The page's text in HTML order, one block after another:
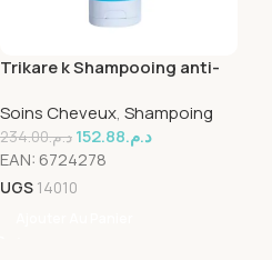
Trikare k Shampooing anti-
Soins Cheveux, Shampoing
د.م.234.00 د.م.152.88
EAN: 6724278
UGS 14010